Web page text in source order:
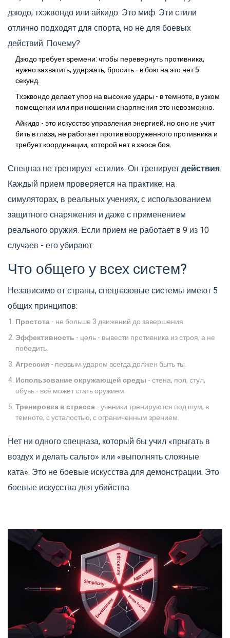
дзюдо, тхэквондо или айкидо. Это миф. Эти стили
отлично подходят для спорта, но не для боевых
действий. Почему?
Дзюдо требует времени: чтобы перевернуть противника,
нужно захватить, удержать, бросить - в бою на это нет 5
секунд.
Тхэквондо делает упор на высокие удары - в темноте, в узком
помещении или при ношении снаряжения это невозможно.
Айкидо - это искусство управления энергией, но оно не учит
бить в глаза, не работает против вооруженного противника и
требует координации, которой нет в хаосе боя.
Спецназ не тренирует «стили». Он тренируетдействия.
Каждый прием проверяется на практике: на
симуляторах, в реальных учениях, с использованием
защитного снаряжения и даже с применением
реального оружия. Если прием не работает в 9 из 10
случаев - его убирают.
Что общего у всех систем?
Независимо от страны, спецназовые системы имеют 5
общих принципов:
Простота- не больше 3 движений до завершения.
Эффективность - цель - вывести противника из строя, а не
победить.
Агрессия - первым ударом всегда должен быть ты.
Использование окружающей среды - стена, пол, стул,
обувь - всё может стать оружием.
Тренировка в стрессе- ученики тренируются под шум, в
темноте, с усталостью, с ограниченным зрением.
Нет ни одного спецназа, который бы учил «прыгать в
воздух и делать сальто» или «выполнять сложные
ката». Это не боевые искусства для демонстрации. Это
боевые искусства для убийства.